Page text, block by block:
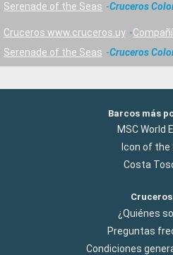
Serenade of the Seas
Cruceros
Cruceros www.cruceros.uy
Serenade of the Seas
Cruceros
Barcos más
MSC World
Icon of the
Costa
¿Quiénes
Preguntas
Condiciones